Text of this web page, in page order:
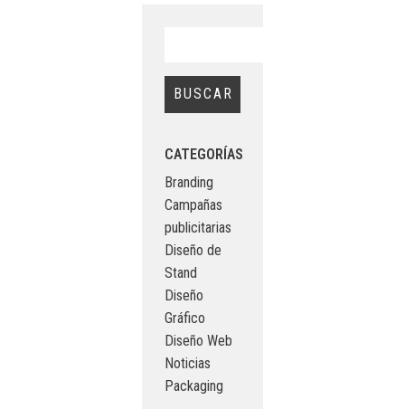
CATEGORÍAS
Branding
Campañas
publicitarias
Diseño de
Stand
Diseño
Gráfico
Diseño Web
Noticias
Packaging